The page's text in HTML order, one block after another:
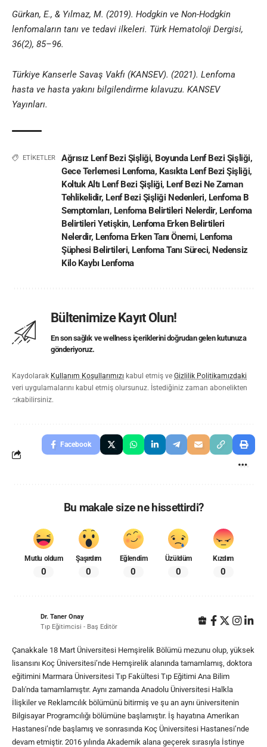
Gürkan, E., & Yılmaz, M. (2019). Hodgkin ve Non-Hodgkin
lenfomaların tanı ve tedavi ilkeleri. Türk Hematoloji Dergisi,
36(2), 85–96.
Türkiye Kanserle Savaş Vakfı (KANSEV). (2021). Lenfoma
hasta ve hasta yakını bilgilendirme kılavuzu. KANSEV
Yayınları.
ETİKETLER Ağrısız Lenf Bezi Şişliği, Boyunda Lenf Bezi Şişliği,
Gece Terlemesi Lenfoma, Kasıkta Lenf Bezi Şişliği,
Koltuk Altı Lenf Bezi Şişliği, Lenf Bezi Ne Zaman
Tehlikelidir, Lenf Bezi Şişliği Nedenleri, Lenfoma B
Semptomları, Lenfoma Belirtileri Nelerdir, Lenfoma
Belirtileri Yetişkin, Lenfoma Erken Belirtileri
Nelerdir, Lenfoma Erken Tanı Önemi, Lenfoma
Şüphesi Belirtileri, Lenfoma Tanı Süreci, Nedensiz
Kilo Kaybı Lenfoma
Bültenimize Kayıt Olun!
En son sağlık ve wellness içeriklerini doğrudan gelen kutunuza
gönderiyoruz.
Kaydolarak Kullanım Koşullarımızı kabul etmiş ve Gizlilik Politikamızdaki
veri uygulamalarını kabul etmiş olursunuz. İstediğiniz zaman abonelikten
çıkabilirsiniz.
Facebook
Bu makale size ne hissettirdi?
Mutlu oldum
0
Şaşırdım
0
Eğlendim
0
Üzüldüm
0
Kızdım
0
Dr. Taner Onay
Tıp Eğitimcisi - Baş Editör
Çanakkale 18 Mart Üniversitesi Hemşirelik Bölümü mezunu olup, yüksek
lisansını Koç Üniversitesi’nde Hemşirelik alanında tamamlamış, doktora
eğitimini Marmara Üniversitesi Tıp Fakültesi Tıp Eğitimi Ana Bilim
Dalı'nda tamamlamıştır. Aynı zamanda Anadolu Üniversitesi Halkla
İlişkiler ve Reklamcılık bölümünü bitirmiş ve şu an aynı üniversitenin
Bilgisayar Programcılığı bölümüne başlamıştır. İş hayatına Amerikan
Hastanesi’nde başlamış ve sonrasında Koç Üniversitesi Hastanesi’nde
devam etmiştir. 2016 yılında Akademik alana geçerek sırasıyla İstinye